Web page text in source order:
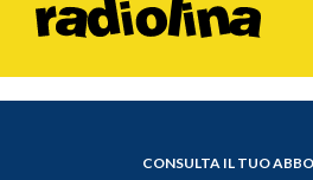
CONSULTA IL TUO